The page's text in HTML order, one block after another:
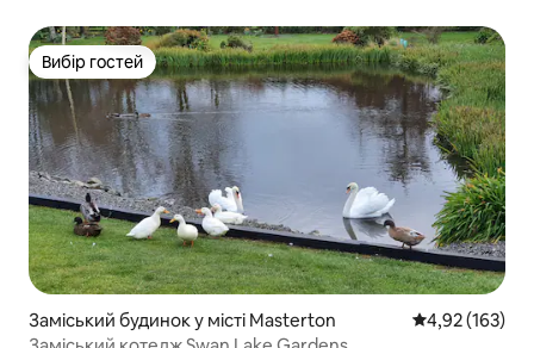
Вибір гостей
Вибір гостей
Заміський будинок у місті Masterton Середня
4,92 (163)